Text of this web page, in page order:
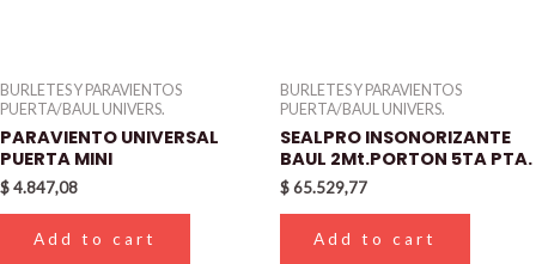
BURLETES Y PARAVIENTOS
PUERTA/BAUL UNIVERS.
PARAVIENTO UNIVERSAL
PUERTA MINI
$4.847,08
Add to cart
BURLETES Y PARAVIENTOS
PUERTA/BAUL UNIVERS.
SEALPRO INSONORIZANTE
BAUL 2Mt.PORTON 5TA PTA.
$65.529,77
Add to cart